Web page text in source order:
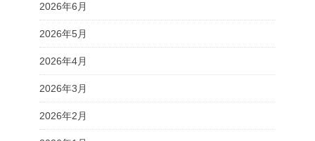
2026年6月
2026年5月
2026年4月
2026年3月
2026年2月